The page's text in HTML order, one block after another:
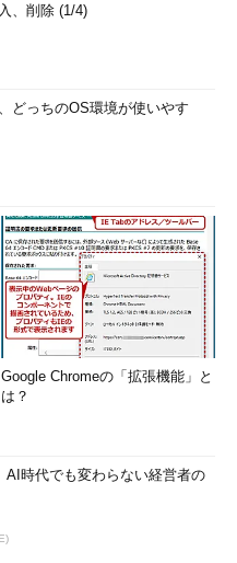
、削除 (1/4)
どっちのOS環境が使いやす
Google Chromeの「拡張機能」と
は？
AI時代でも変わらない経営者の